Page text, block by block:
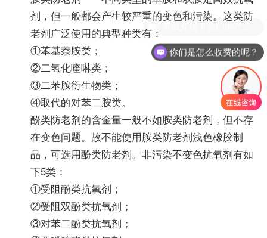
剂，但一般都会产生较严重的变色和污染。这类防
老剂广泛使用的典型种类有：
①苯基萘胺类；
②二氢化喹啉类；
③二苯胺衍生物类；
④取代的对苯二胺类。
酚类防老剂的含金量一般不如胺类防老剂，但不存
在变色问题。故不能使用胺类防老剂浅色橡胶制
品，可选用酚类防老剂。非污染不变色抗氧剂有如
下5类：
①受阻酚类抗氧剂；
②受阻双酚类抗氧剂；
③对苯二酚类抗氧剂；
你们是怎么收费的呢？